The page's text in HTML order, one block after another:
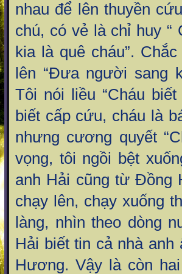
nhau để lên thuyền
chú, có vẻ là chỉ huy “
kia là quê cháu”.
lên “Đưa người sang
Tôi nói liều “Cháu
biết cấp cứu, cháu là
nhưng cương quyết
vọng, tôi ngồi bệt
anh Hải cũng từ Đồng
chạy lên, chạy xuống
làng, nhìn theo dòng
Hải biết tin cả nhà anh
Hương. Vậy là còn